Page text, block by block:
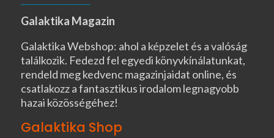
Galaktika Magazin
Galaktika Webshop: ahol a képzelet és a valóság
találkozik. Fedezd fel egyedi könyvkínálatunkat,
rendeld meg kedvenc magazinjaidat online, és
csatlakozz a fantasztikus irodalom legnagyobb
hazai közösségéhez!
Galaktika Shop